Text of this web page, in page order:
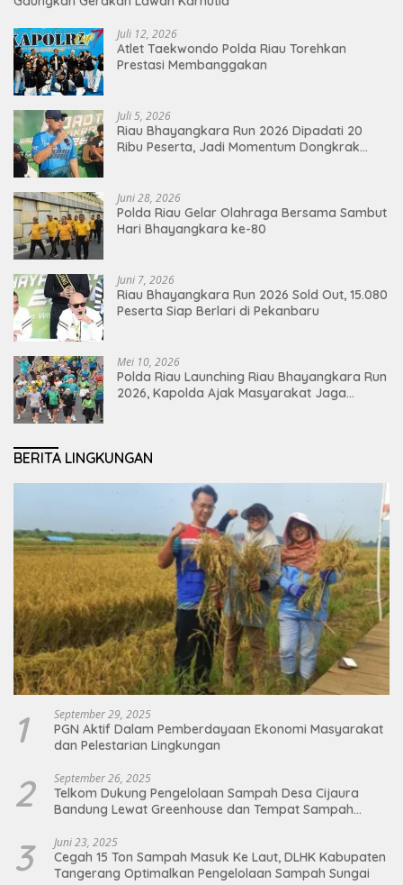
Juli 12, 2026
Atlet Taekwondo Polda Riau Torehkan
Prestasi Membanggakan
Juli 5, 2026
Riau Bhayangkara Run 2026 Dipadati 20
Ribu Peserta, Jadi Momentum Dongkrak
Juni 28, 2026
Polda Riau Gelar Olahraga Bersama Sambut
Hari Bhayangkara ke-80
Juni 7, 2026
Riau Bhayangkara Run 2026 Sold Out, 15.080
Peserta Siap Berlari di Pekanbaru
Mei 10, 2026
Polda Riau Launching Riau Bhayangkara Run
2026, Kapolda Ajak Masyarakat Jaga
BERITA LINGKUNGAN
1 September 29, 2025
PGN Aktif Dalam Pemberdayaan Ekonomi Masyarakat
dan Pelestarian Lingkungan
2 September 26, 2025
Telkom Dukung Pengelolaan Sampah Desa Cijaura
Bandung Lewat Greenhouse dan Tempat Sampah
3 Juni 23, 2025
Cegah 15 Ton Sampah Masuk Ke Laut, DLHK Kabupaten
Tangerang Optimalkan Pengelolaan Sampah Sungai